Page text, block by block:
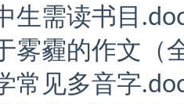
生需读书目
雾霾的作文（
常见多音字